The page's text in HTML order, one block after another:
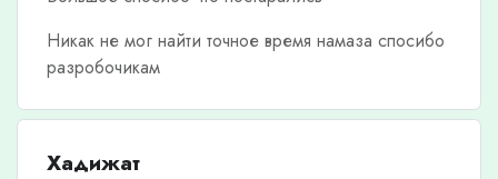
Никак не мог найти точное время намаза спосибо
разробочикам
Хадижат